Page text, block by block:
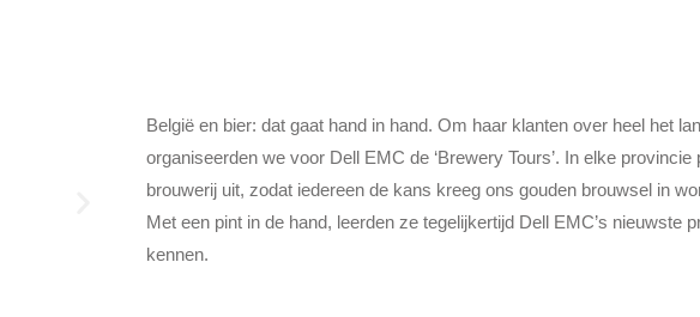
België en bier: dat gaat hand in hand. Om haar klanten over heel het
organiseerden we voor Dell EMC de ‘Brewery Tours’. In elke provincie
brouwerij uit, zodat iedereen de kans kreeg ons gouden brouwsel in
Met een pint in de hand, leerden ze tegelijkertijd Dell EMC’s nieuwste
kennen.